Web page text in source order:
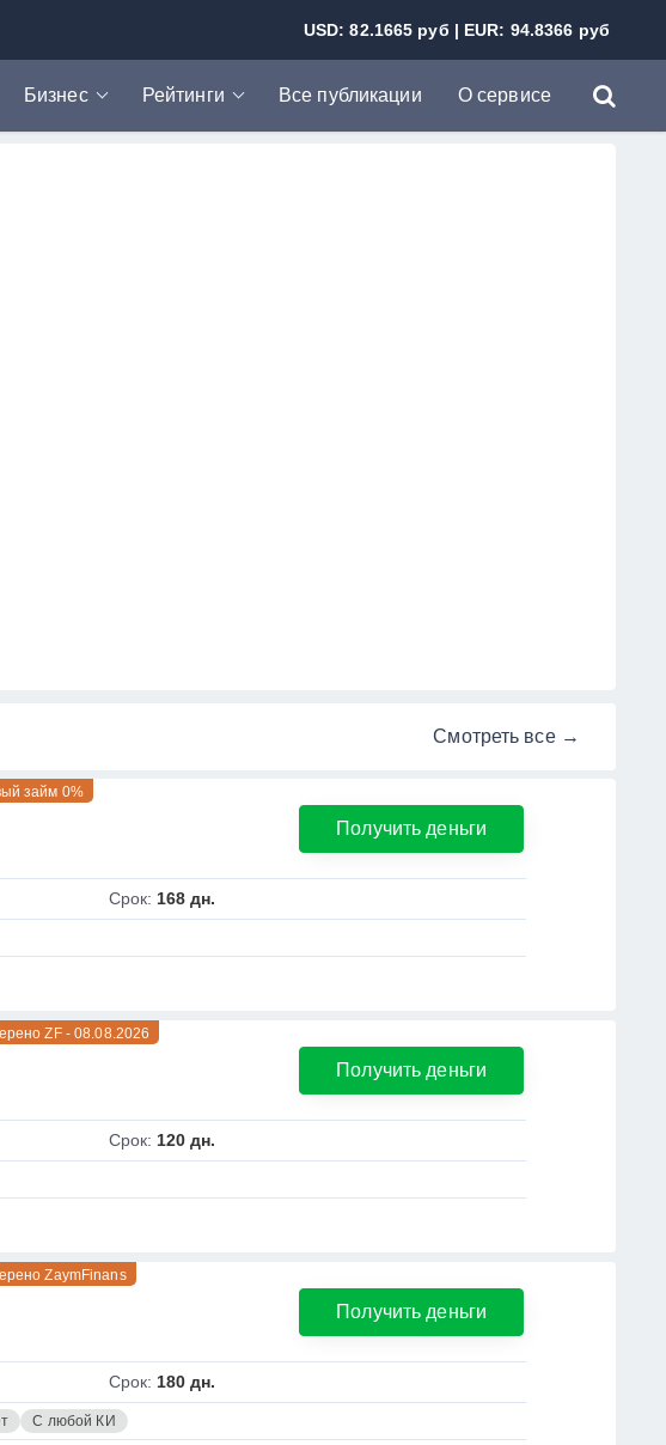
USD: 82.1665 руб | EUR: 94.8366 руб
Бизнес Рейтинги Все публикации О сервисе
Смотреть все →
займ 0%
Получить деньги
Срок: 168 дн.
ZF - 08.08.2026
Получить деньги
Срок: 120 дн.
ZaymFinans
Получить деньги
Срок: 180 дн.
С любой КИ